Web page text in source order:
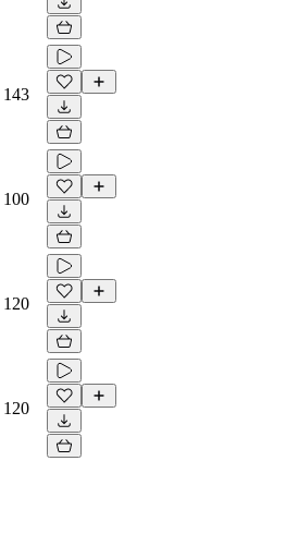
143
100
120
120